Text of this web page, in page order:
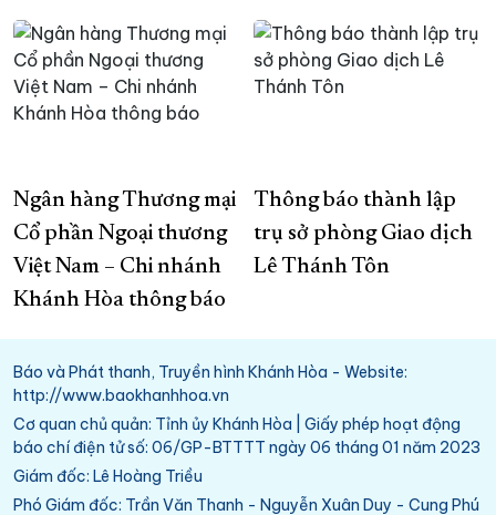
Ngân hàng Thương mại
Cổ phần Ngoại thương
Việt Nam – Chi nhánh
Khánh Hòa thông báo
Thông báo thành lập
trụ sở phòng Giao dịch
Lê Thánh Tôn
Báo và Phát thanh, Truyền hình Khánh Hòa - Website:
http://www.baokhanhhoa.vn
Cơ quan chủ quản: Tỉnh ủy Khánh Hòa | Giấy phép hoạt động
báo chí điện tử số: 06/GP-BTTTT ngày 06 tháng 01 năm 2023
Giám đốc: Lê Hoàng Triều
Phó Giám đốc: Trần Văn Thanh - Nguyễn Xuân Duy - Cung Phú